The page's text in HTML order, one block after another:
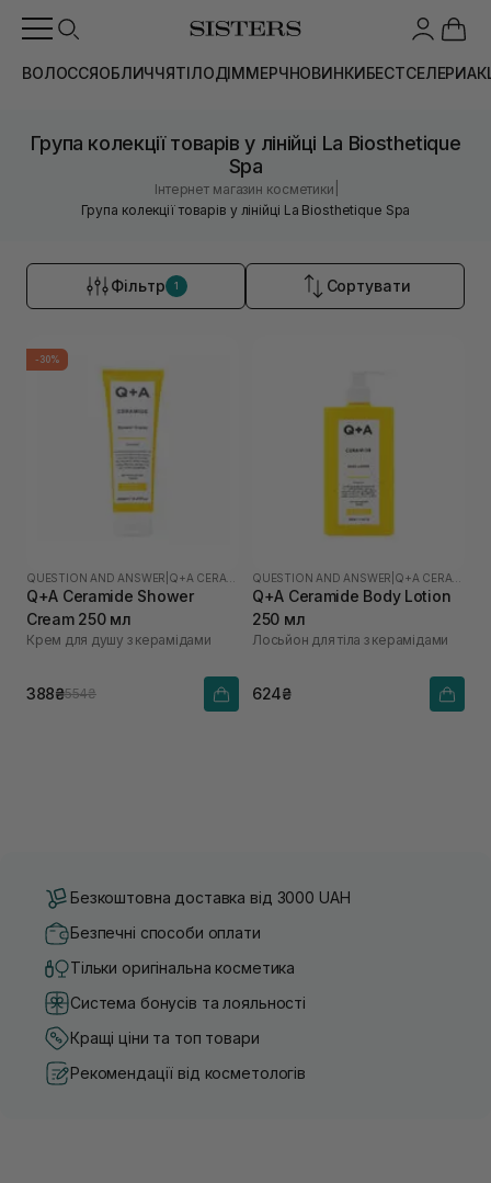
ВОЛОССЯОБЛИЧЧЯТІЛОДІММЕРЧНОВИНКИБЕСТСЕЛЕРИ
Група колекції товарів у лінійці La Biosthetique
Spa
Інтернет магазин косметики
Група колекції товарів у лінійці La Biosthetique Spa
Фільтр 1 Сортувати
-30%
QUESTION AND ANSWER
Q+A Ceramide Shower
Cream 250 мл
Крем для душу з керамідами
388₴554₴
QUESTION AND ANSWER
Q+A Ceramide Body Lotion
250 мл
Лосьйон для тіла з керамідами
624₴
Безкоштовна доставка від 3000 UAH
Безпечні способи оплати
Тільки оригінальна косметика
Система бонусів та лояльності
Кращі ціни та топ товари
Рекомендації від косметологів